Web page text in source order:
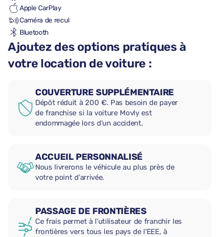
Apple CarPlay
Caméra de recul
Bluetooth
Ajoutez des options pratiques à
votre location de voiture :
COUVERTURE SUPPLÉMENTAIRE
Dépôt réduit à 200 €. Pas besoin de payer
de franchise si la voiture Movly est
endommagée lors d’un accident.
ACCUEIL PERSONNALISÉ
Nous livrerons le véhicule au plus près de
votre point d'arrivée.
PASSAGE DE FRONTIÈRES
Ce frais permet à l'utilisateur de franchir les
frontières vers tous les pays de l'EEE, à